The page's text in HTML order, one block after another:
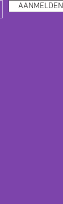
AANMELDEN